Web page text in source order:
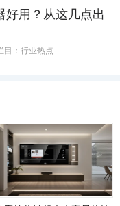
好用？从这几点出
目： 行业热点